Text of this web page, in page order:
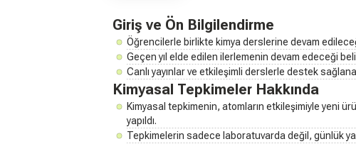
Giriş ve Ön Bilgilendirme
Öğrencilerle birlikte kimya derslerine devam
Geçen yıl elde edilen ilerlemenin devam edeceği
Canlı yayınlar ve etkileşimli derslerle destek
Kimyasal Tepkimeler Hakkında
Kimyasal tepkimenin, atomların etkileşimiyle yeni
yapıldı.
Tepkimelerin sadece laboratuvarda değil, günlük